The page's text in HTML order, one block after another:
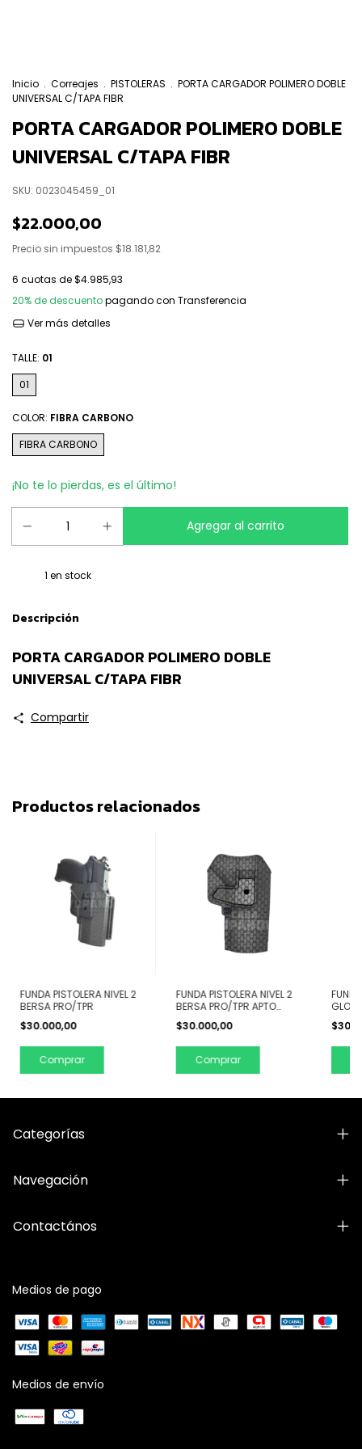
Inicio . Correajes . PISTOLERAS . PORTA CARGADOR POLIMERO DOBLE
UNIVERSAL C/TAPA FIBR
PORTA CARGADOR POLIMERO DOBLE
UNIVERSAL C/TAPA FIBR
SKU: 0023045459_01
$22.000,00
Precio sin impuestos $18.181,82
6 cuotas de$4.985,93
20% de descuentopagando con Transferencia
Ver más detalles
TALLE: 01
01
COLOR: FIBRA CARBONO
FIBRA CARBONO
¡No te lo pierdas, es el último!
1 en stock
Descripción
PORTA CARGADOR POLIMERO DOBLE
UNIVERSAL C/TAPA FIBR
Compartir
Productos relacionados
FUNDA PISTOLERA NIVEL 2
BERSA PRO/TPR
$30.000,00
Comprar
FUNDA PISTOLERA NIVEL 2
BERSA PRO/TPR APTO
CINTO
$30.000,00
Comprar
Categorías
Navegación
Contactános
Medios de pago
Medios de envío